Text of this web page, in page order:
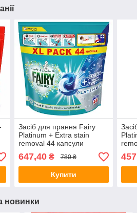
Засіб для прання Fairy
Platinum + Extra stain
removal 44 капсули
647,40₴ 780 ₴
Купити
новинки